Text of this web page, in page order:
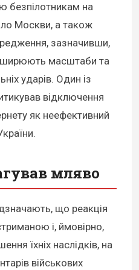
безпілотникам на
Москви, а також
зазначивши,
масштаби та
ударів. Один із
відключення
як неефективний
мляво
що реакція
і, ймовірно,
їхніх наслідків, на
військових